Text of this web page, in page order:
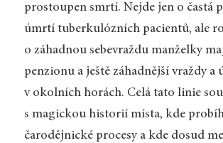
prostoupen smrtí. Nejde jen o častá
úmrtí tuberkulózních pacientů, ale
o záhadnou sebevraždu manželky
penzionu a ještě záhadnější vraždy a
v okolních horách. Celá tato linie
s magickou historií místa, kde
čarodějnické procesy a kde dosud